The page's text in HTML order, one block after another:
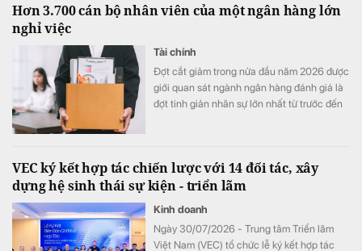
Hơn 3.700 cán bộ nhân viên của một ngân hàng lớn
nghỉ việc
Tài chính
Đợt cắt giảm trong nửa đầu năm 2026 được
giới quan sát ngành ngân hàng đánh giá là
đợt tinh giản nhân sự lớn nhất từ trước đến
VEC ký kết hợp tác chiến lược với 14 đối tác, xây
dựng hệ sinh thái sự kiện - triển lãm
Kinh doanh
Ngày 30/07/2026 - Trung tâm Triển lãm
Việt Nam (VEC) tổ chức lễ ký kết hợp tác